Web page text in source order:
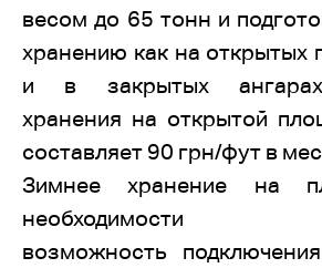
весом до 65 тонн и
хранению как на открытых
и в закрытых
хранения на открытой
составляет 90 грн/фут в
Зимнее хранение на
необходимости
возможность